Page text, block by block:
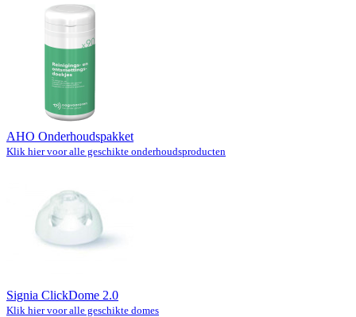
AHO Onderhoudspakket
Klik hier voor alle geschikte onderhoudsproducten
Signia ClickDome 2.0
Klik hier voor alle geschikte domes